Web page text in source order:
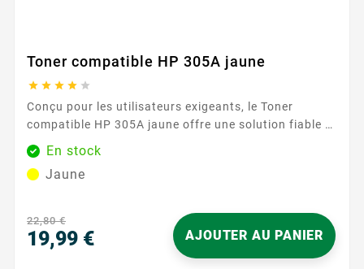
Toner compatible HP 305A jaune
    
Conçu pour les utilisateurs exigeants, le Toner
compatible HP 305A jaune offre une solution fiable et
simple pour vos impressions couleur du quotidien. Sa
formule garantit des aplats réguliers et des nuances
stables, idéales pour des documents professionnels,
avec la gamme HP 305A / 305X , il s’intègre sans...
En stock
Jaune
22,80 €
19,99 € AJOUTER AU PANIER